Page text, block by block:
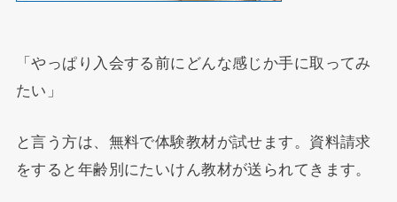
「やっぱり入会する前にどんな感じか手に取ってみ
たい」
と言う方は、無料で体験教材が試せます。資料請求
をすると年齢別にたいけん教材が送られてきます。